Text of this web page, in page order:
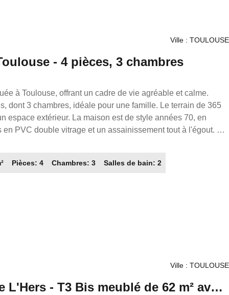
Ville : TOULOUSE
- 4 pièces, 3 chambres
à Toulouse, offrant un cadre de vie agréable et calme.
dont 3 chambres, idéale pour une famille. Le terrain de 365
espace extérieur. La maison est de style années 70, en
PVC double vitrage et un assainissement tout à l'égout. À
réversible, et un insert pour cheminée ajoute une
d'une salle de bain, d'une salle d'eau et de deux WC.
Frédéric, mandataire indépendant en immobilier (sans
titulaire de la carte de démarchage immobilier pour le
Pièces: 4 Chambres: 3 Salles de bain: 2
Ville : TOULOUSE
L'Hers - T3 Bis meublé de 62 m² avec